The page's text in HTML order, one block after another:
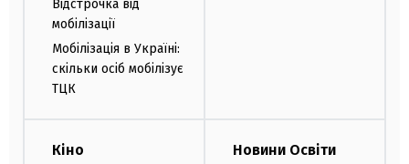
Відстрочка від
мобілізації
Мобілізація в Україні:
скільки осіб мобілізує
ТЦК
Кіно Новини Освіти